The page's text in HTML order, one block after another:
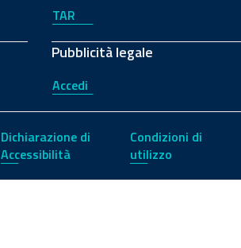
TAR
Pubblicità legale
Accedi
Dichiarazione di
Accessibilità
Condizioni di
utilizzo